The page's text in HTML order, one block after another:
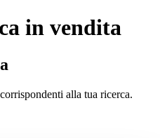
in vendita
alla tua ricerca.